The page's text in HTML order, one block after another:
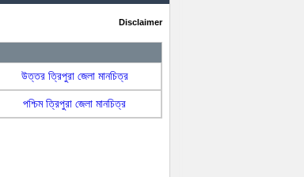
Disclaimer
উত্তর ত্রিপুরা জেলা মানচিত্র
পশ্চিম ত্রিপুরা জেলা মানচিত্র